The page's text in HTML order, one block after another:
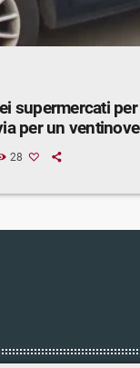
supermercati
per un
28